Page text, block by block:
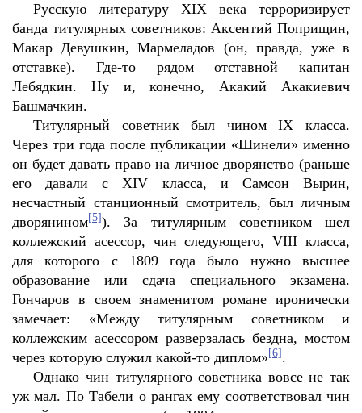
Русскую литературу XIX века терроризирует
банда титулярных советников: Аксентий Поприщин,
Макар Девушкин, Мармеладов (он, правда, уже в
отставке). Где-то рядом отставной капитан
Лебядкин. Ну и, конечно, Акакий Акакиевич
Башмачкин.
Титулярный советник был чином IX класса.
Через три года после публикации «Шинели» именно
он будет давать право на личное дворянство (раньше
его давали с XIV класса, и Самсон Вырин,
несчастный станционный смотритель, был личным
дворянином[5]). За титулярным советником шел
коллежский асессор, чин следующего, VIII класса,
для которого с 1809 года было нужно высшее
образование или сдача специального экзамена.
Гончаров в своем знаменитом романе иронически
замечает: «Между титулярным советником и
коллежским асессором разверзалась бездна, мостом
через которую служил какой-то диплом» [6] .
Однако чин титулярного советника вовсе не так
уж мал. По Табели о рангах ему соответствовал чин